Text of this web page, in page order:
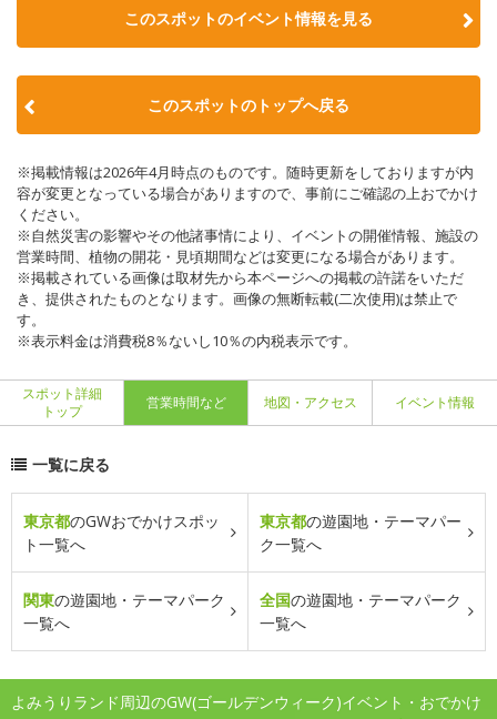
このスポットのイベント情報を見る
このスポットのトップへ戻る
※掲載情報は2026年4月時点のものです。随時更新をしておりますが内
容が変更となっている場合がありますので、事前にご確認の上おでかけ
ください。
※自然災害の影響やその他諸事情により、イベントの開催情報、施設の
営業時間、植物の開花・見頃期間などは変更になる場合があります。
※掲載されている画像は取材先から本ページへの掲載の許諾をいただ
き、提供されたものとなります。画像の無断転載(二次使用)は禁止で
す。
※表示料金は消費税8％ないし10％の内税表示です。
スポット詳細
トップ
営業時間など 地図・アクセス イベント情報
一覧に戻る
東京都のGWおでかけスポッ
ト一覧へ
東京都の遊園地・テーマパー
ク一覧へ
関東の遊園地・テーマパーク
一覧へ
全国の遊園地・テーマパーク
一覧へ
よみうりランド周辺のGW(ゴールデンウィーク)イベント・おでかけ